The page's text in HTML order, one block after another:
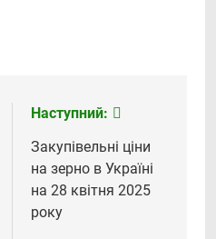
Наступний:
Закупівельні ціни
на зерно в Україні
на 28 квітня 2025
року